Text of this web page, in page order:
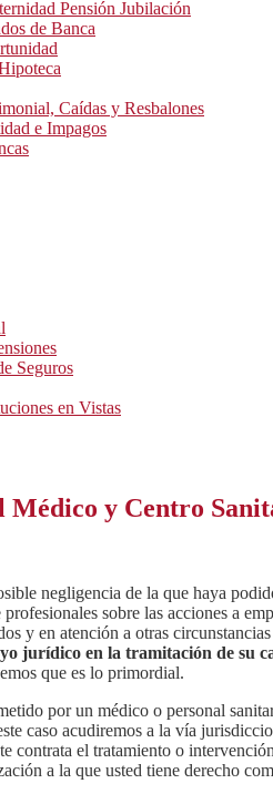
Pensión Jubilación
de Banca
Caídas y Resbalones
e Impagos
Seguros
en Vistas
Médico y Centro
negligencia de la que haya
sobre las acciones a
y en atención a otras
jurídico en la tramitación de su
que es lo primordial.
por un médico o personal
caso acudiremos a la vía
contrata el tratamiento o
a la que usted tiene derecho